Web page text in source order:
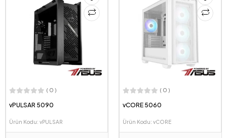
( 0 )
vPULSAR 5090
Ürün Kodu: vPULSAR
( 0 )
vCORE 5060
Ürün Kodu: vCORE